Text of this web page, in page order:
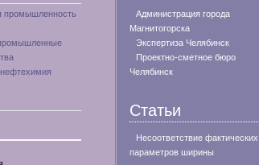
промышленность
Администрация города
Магнитогорска
Экспертиза Челябинск
Проектно-сметное бюро
Челябинск
Статьи
Несоответствие фактических
параметров ширины